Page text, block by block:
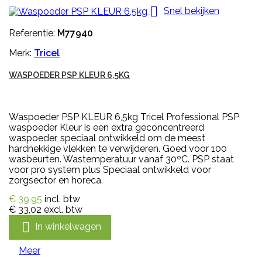
 Snel bekijken
Referentie: M77940
Merk: Tricel
WASPOEDER PSP KLEUR 6,5KG
Waspoeder PSP KLEUR 6,5kg Tricel Professional PSP
waspoeder Kleur is een extra geconcentreerd
waspoeder, speciaal ontwikkeld om de meest
hardnekkige vlekken te verwijderen. Goed voor 100
wasbeurten. Wastemperatuur vanaf 30ºC. PSP staat
voor pro system plus Speciaal ontwikkeld voor
zorgsector en horeca.
€ 39,95 incl. btw
€ 33,02 excl. btw
 In winkelwagen
Meer